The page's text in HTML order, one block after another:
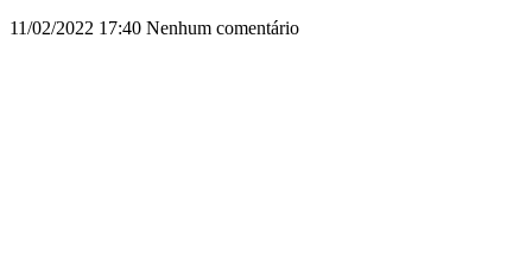
11/02/2022 17:40 Nenhum comentário